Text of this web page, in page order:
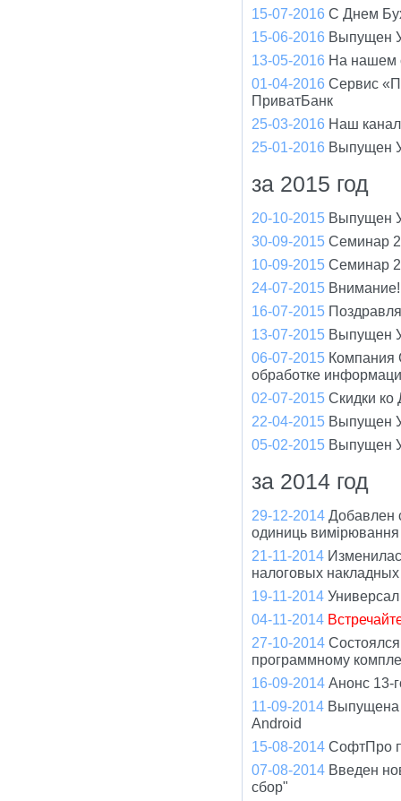
15-07-2016 С Днем
15-06-2016 Выпущен
13-05-2016 На нашем
01-04-2016 Сервис
ПриватБанк
25-03-2016 Наш
25-01-2016 Выпущен
за 2015 год
20-10-2015 Выпущен
30-09-2015 Семинар
10-09-2015 Семинар
24-07-2015
16-07-2015
13-07-2015 Выпущен
06-07-2015 Компания
обработке
02-07-2015 Скидки ко
22-04-2015 Выпущен
05-02-2015 Выпущен
за 2014 год
29-12-2014 Добавлен
одиниць вимірювання
21-11-2014
налоговых накладных
19-11-2014
04-11-2014
27-10-2014
программному
16-09-2014 Анонс 13-
11-09-2014 Выпущена
Android
15-08-2014 СофтПро
07-08-2014 Введен
сбор"